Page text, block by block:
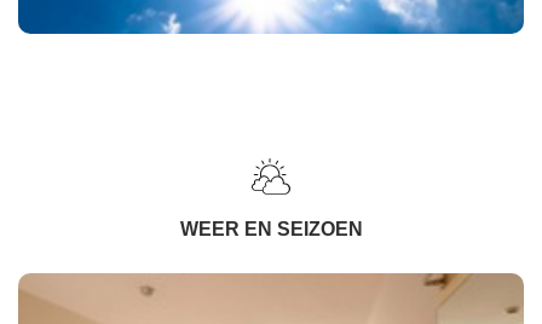
WEER EN SEIZOEN